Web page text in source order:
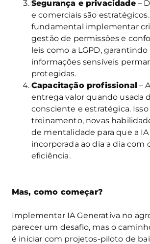
Segurança e privacidade–
e comerciais são estratégicos.
fundamental implementar
gestão de permissões e
leis como a LGPD,
informações sensíveis
protegidas.
Capacitação profissional –
entrega valor quando usada
consciente e estratégica.
treinamento, novas
de mentalidade para que a IA
incorporada ao dia a dia com
eficiência.
Mas, como começar?
Implementar IA Generativa no
parecer um desafio, mas o
é iniciar com projetos-piloto de